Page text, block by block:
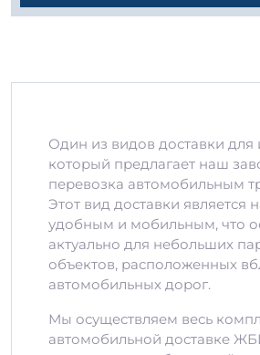
Один из видов доставки для
который предлагает наш
перевозка автомобильным
Этот вид доставки является
удобным и мобильным, что
актуально для небольших
объектов, расположенных
автомобильных дорог.
Мы осуществляем весь
автомобильной доставке